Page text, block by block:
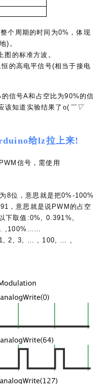
个周期的时间为0%，体现
)。
的标准方波。
的高电平信号(相当于接电
信号A和占空比为90%的信
该知道实验结果了o( ￣▽
给lz拉上来!
信号，需使用
8位，意思就是把0%-100%
，意思就是说PWM的占空
下取值:0%, 0.391%,
,100%……
1, 2, 3, … , 100, … ,